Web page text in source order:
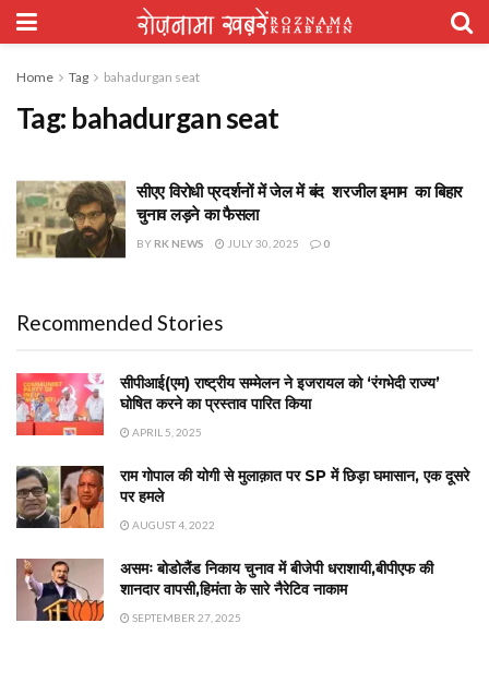
Home Tag bahadurgan seat
Tag: bahadurgan seat
सीएए विरोधी प्रदर्शनों में जेल में बंद शरजील इमाम का बिहार
चुनाव लड़ने का फैसला
BY RK NEWS JULY 30, 2025 0
Recommended Stories
सीपीआई(एम) राष्ट्रीय सम्मेलन ने इजरायल को ‘रंगभेदी राज्य’
घोषित करने का प्रस्ताव पारित किया
APRIL 5, 2025
राम गोपाल की योगी से मुलाक़ात पर SP में छिड़ा घमासान, एक दूसरे
पर हमले
AUGUST 4, 2022
असमः बोडोलैंड निकाय चुनाव में बीजेपी धराशायी,बीपीएफ की
शानदार वापसी,हिमंता के सारे नैरेटिव नाकाम
SEPTEMBER 27, 2025